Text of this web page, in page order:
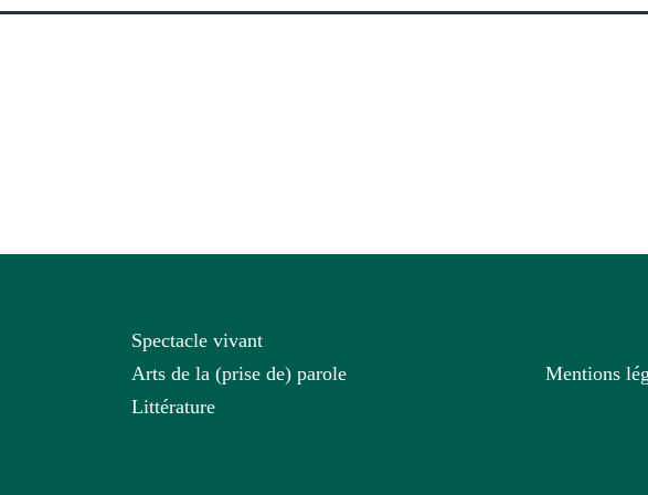
Spectacle vivant
Arts de la (prise de) parole
Littérature
Mentions